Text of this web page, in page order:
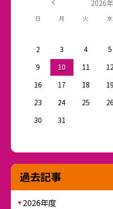
2026年
日 月 火 水
2
3 4 5
9
10 11 12
16
17 18 19
23
24 25 26
30
31
過去記事
2026年度